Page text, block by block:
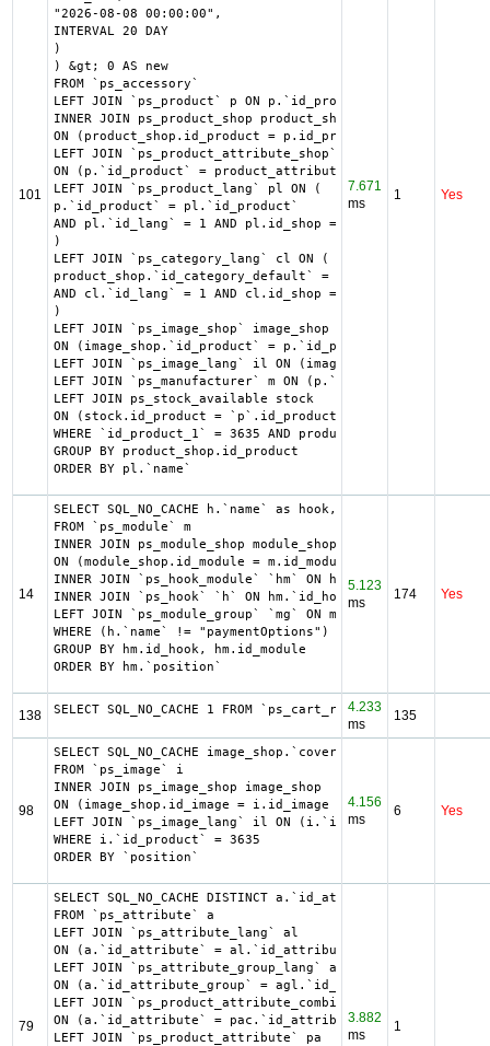
101
"2026-08-08 00:00:00",
INTERVAL 20 DAY
)
) &gt; 0 AS new
FROM `ps_accessory`
LEFT JOIN `ps_product` p ON p.`id_product` =
INNER JOIN ps_product_shop product_shop
ON (product_shop.id_product = p.id_product AND
LEFT JOIN `ps_product_attribute_shop`
ON (p.`id_product` = product_attribute_shop.`id_product`
LEFT JOIN `ps_product_lang` pl ON (
p.`id_product` = pl.`id_product`
AND pl.`id_lang` = 1 AND pl.id_shop = 1
)
LEFT JOIN `ps_category_lang` cl ON (
product_shop.`id_category_default` = cl.`id_category`
AND cl.`id_lang` = 1 AND cl.id_shop = 1
)
LEFT JOIN `ps_image_shop` image_shop
ON (image_shop.`id_product` = p.`id_product` AND
LEFT JOIN `ps_image_lang` il ON
LEFT JOIN `ps_manufacturer` m ON (p.`id_manufacturer`=
LEFT JOIN ps_stock_available stock
ON (stock.id_product = `p`.id_product AND
WHERE `id_product_1` = 3635 AND
GROUP BY product_shop.id_product
ORDER BY pl.`name`
7.671
ms
1 Yes
14
SELECT SQL_NO_CACHE h.`name` as hook, m.`id_module`,
FROM `ps_module` m
INNER JOIN ps_module_shop module_shop
ON (module_shop.id_module = m.id_module AND
INNER JOIN `ps_hook_module` `hm` ON hm.`id_module` =
INNER JOIN `ps_hook` `h` ON hm.`id_hook` = h.`id_hook`
LEFT JOIN `ps_module_group` `mg` ON mg.`id_module` =
WHERE (h.`name` != "paymentOptions") AND
GROUP BY hm.id_hook, hm.id_module
ORDER BY hm.`position`
5.123
ms
174 Yes
138 SELECT SQL_NO_CACHE 1 FROM `ps_cart_rule`
4.233
ms
135
98
SELECT SQL_NO_CACHE image_shop.`cover`,
FROM `ps_image` i
INNER JOIN ps_image_shop image_shop
ON (image_shop.id_image = i.id_image AND
LEFT JOIN `ps_image_lang` il ON (i.`id_image` =
WHERE i.`id_product` = 3635
ORDER BY `position`
4.156
ms
6 Yes
79
SELECT SQL_NO_CACHE DISTINCT a.`id_attribute`,
FROM `ps_attribute` a
LEFT JOIN `ps_attribute_lang` al
ON (a.`id_attribute` = al.`id_attribute` AND
LEFT JOIN `ps_attribute_group_lang` agl
ON (a.`id_attribute_group` = agl.`id_attribute_group`
LEFT JOIN `ps_product_attribute_combination` pac
ON (a.`id_attribute` = pac.`id_attribute`)
LEFT JOIN `ps_product_attribute` pa
3.882
ms
1